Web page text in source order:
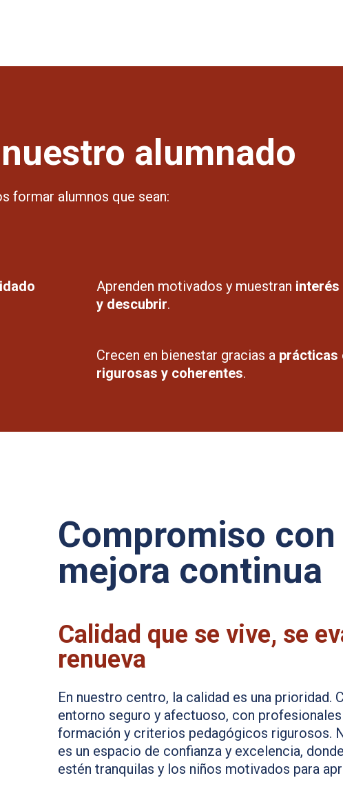
alumnado
formar alumnos que sean:
Aprenden motivados y muestran interés
y descubrir.
Crecen en bienestar gracias a prácticas
rigurosas y coherentes.
Compromiso con
mejora continua
Calidad que se vive, se
renueva
En nuestro centro, la calidad es una prioridad.
entorno seguro y afectuoso, con
formación y criterios pedagógicos rigurosos.
es un espacio de confianza y excelencia,
estén tranquilas y los niños motivados para